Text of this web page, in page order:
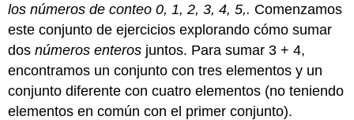
los números de conteo 0, 1, 2, 3, 4, 5,. Comenzamos
este conjunto de ejercicios explorando cómo sumar
dosnúmeros enteros juntos. Para sumar 3 + 4,
encontramos un conjunto con tres elementos y un
conjunto diferente con cuatro elementos (no teniendo
elementos en común con el primer conjunto).